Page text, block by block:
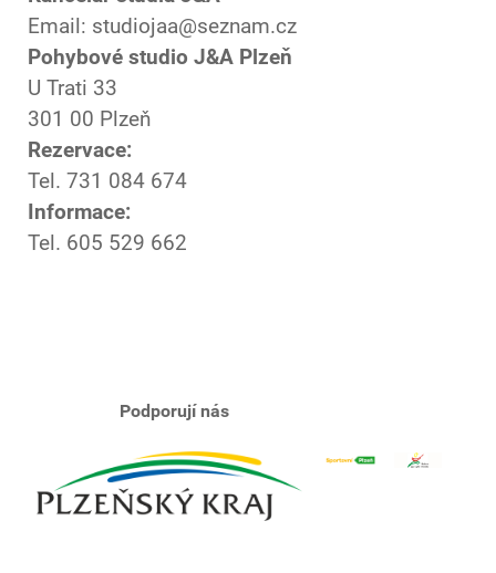
Email: studiojaa@seznam.cz
Pohybové studio J&A Plzeň
U Trati 33
301 00 Plzeň
Rezervace:
Tel. 731 084 674
Informace:
Tel. 605 529 662
Podporují nás